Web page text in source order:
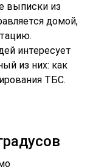
выписки из
домой,
интересует
из них: как
ТБС.